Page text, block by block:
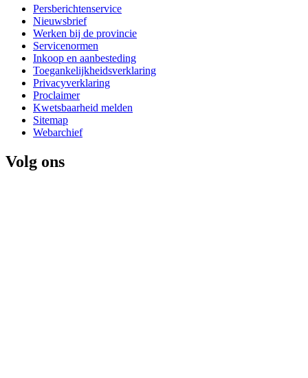
Persberichtenservice
Nieuwsbrief
Werken bij de provincie
Servicenormen
Inkoop en aanbesteding
Toegankelijkheidsverklaring
Privacyverklaring
Proclaimer
Kwetsbaarheid melden
Sitemap
Webarchief
Volg ons